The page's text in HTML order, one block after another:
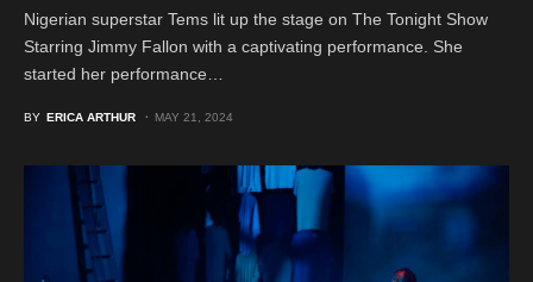
Nigerian superstar Tems lit up the stage on The Tonight Show
Starring Jimmy Fallon with a captivating performance. She
started her performance…
BY ERICA ARTHUR MAY 21, 2024